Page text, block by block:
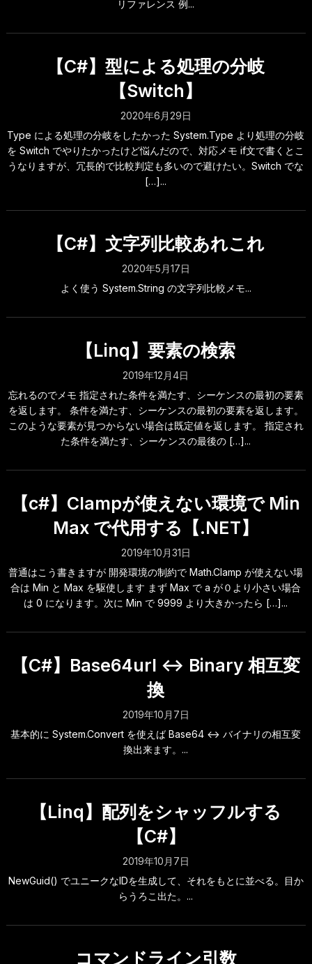
リファレンス 例...
【C#】型による処理の分岐
【Switch】
2020年6月29日
Type による処理の分岐をしたかった System.Type より処理の分岐
を Switch でやりたかったけど悩んだので、対応メモ if文で書くとこ
うなりますが、冗長的で比較判定も多いので避けたい。Switch でな
[…]...
【C#】文字列比較あれこれ
2020年5月17日
よく使う System.String の文字列比較メモ...
【Linq】要素の検索
2019年12月4日
忘れるのでメモ 指定された条件を満たす、シーケンスの最初の要素
を返します。 条件を満たす、シーケンスの最初の要素を返します。
このような要素が見つからない場合は既定値を返します。 指定され
た条件を満たす、シーケンスの最後の […]...
【c#】Clampが使えない環境で Min
Max で代用する【.NET】
2019年10月31日
普通はこう書きますが 開発環境の制約で Math.Clamp が使えない場
合は Min と Max を駆使します まず Max で a が０より小さい場合
は 0 になります。次に Min で 9999 より大きかったら […]...
【C#】Base64url <-> Binary 相互変
換
2019年10月7日
基本的に System.Convert を使えば Base64 <-> バイナリの相互変
換出来ます。...
【Linq】配列をシャッフルする
【C#】
2019年10月7日
NewGuid() でユニークなIDを生成して、それをもとに並べる。目か
らうろこ出た。...
コマンドライン引数